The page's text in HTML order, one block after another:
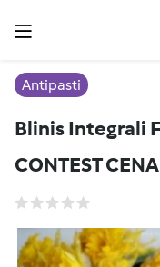
Antipasti
Blinis Integrali
CONTEST